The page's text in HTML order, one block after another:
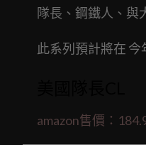
隊長、鋼鐵人、與
此系列預計將在
amazon售價：